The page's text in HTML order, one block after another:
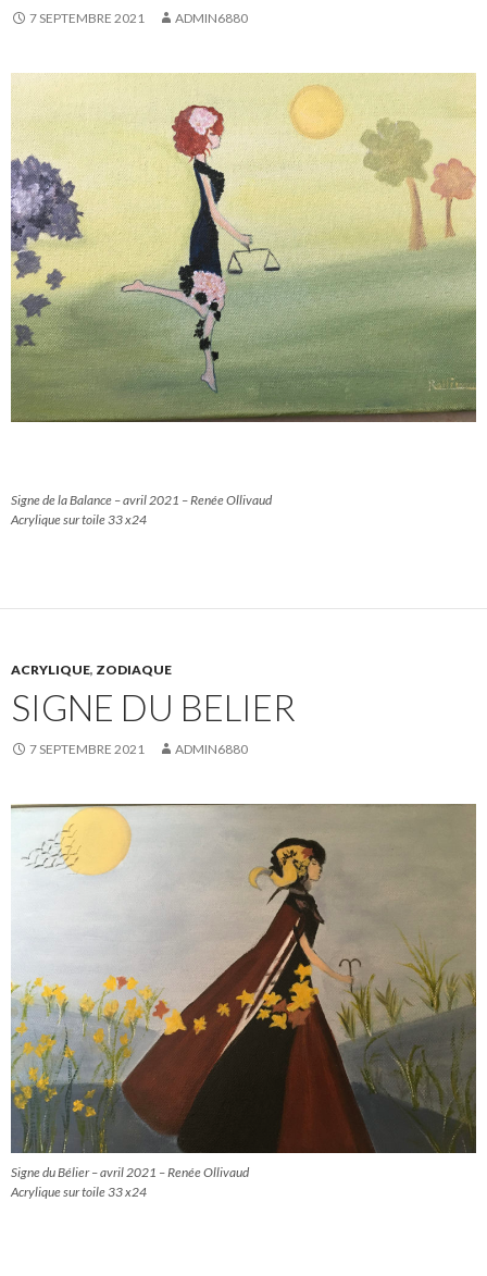
7 SEPTEMBRE 2021 ADMIN6880
Signe de la Balance – avril 2021 – Renée Ollivaud
Acrylique sur toile 33 x24
ACRYLIQUE, ZODIAQUE
SIGNE DU BELIER
7 SEPTEMBRE 2021 ADMIN6880
Signe du Bélier – avril 2021 – Renée Ollivaud
Acrylique sur toile 33 x24